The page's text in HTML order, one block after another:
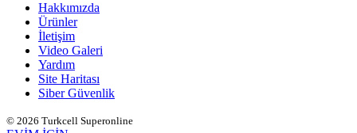
Hakkımızda
Ürünler
İletişim
Video Galeri
Yardım
Site Haritası
Siber Güvenlik
© 2026 Turkcell Superonline